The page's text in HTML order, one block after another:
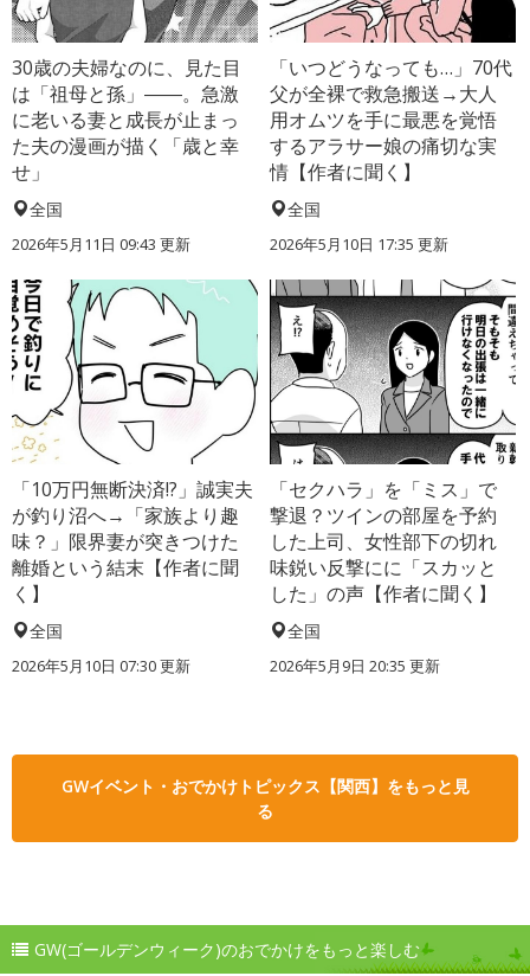
30歳の夫婦なのに、見た目
は「祖母と孫」――。急激
に老いる妻と成長が止まっ
た夫の漫画が描く「歳と幸
せ」
全国
2026年5月11日 09:43 更新
「いつどうなっても…」70代
父が全裸で救急搬送→大人
用オムツを手に最悪を覚悟
するアラサー娘の痛切な実
情【作者に聞く】
全国
2026年5月10日 17:35 更新
「10万円無断決済!?」誠実夫
が釣り沼へ→「家族より趣
味？」限界妻が突きつけた
離婚という結末【作者に聞
く】
全国
2026年5月10日 07:30 更新
「セクハラ」を「ミス」で
撃退？ツインの部屋を予約
した上司、女性部下の切れ
味鋭い反撃にに「スカッと
した」の声【作者に聞く】
全国
2026年5月9日 20:35 更新
GWイベント・おでかけトピックス【関西】をもっと見
る
GW(ゴールデンウィーク)のおでかけをもっと楽しむ